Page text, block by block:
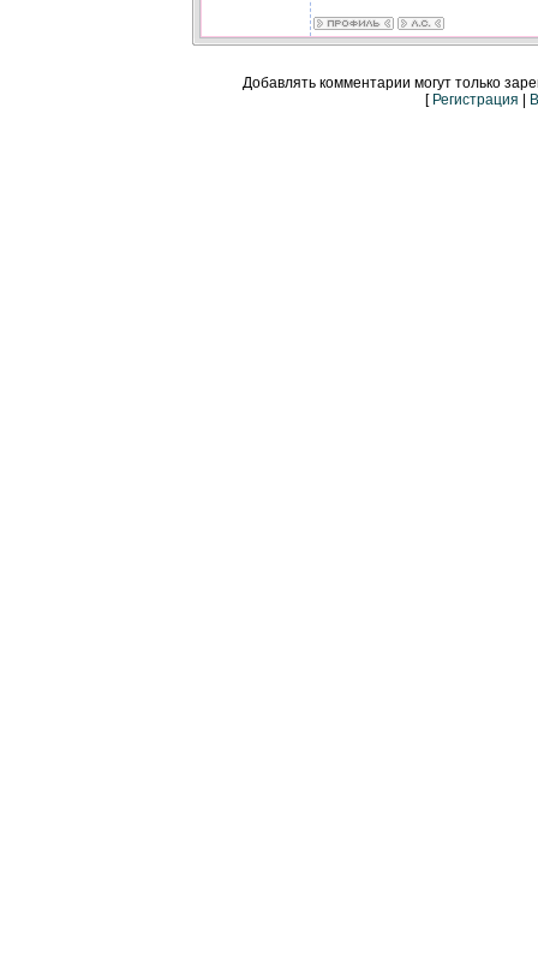
Добавлять комментарии могут только
[ Регистрация